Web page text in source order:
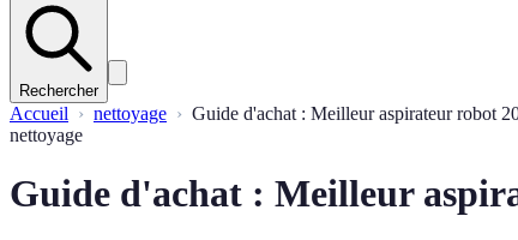
Rechercher
Accueil nettoyage
Guide d'achat : Meilleur aspirateur robot
nettoyage
Guide d'achat : Meilleur